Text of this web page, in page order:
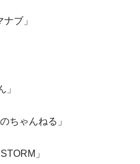
ブ」
」
ちゃんねる」
」